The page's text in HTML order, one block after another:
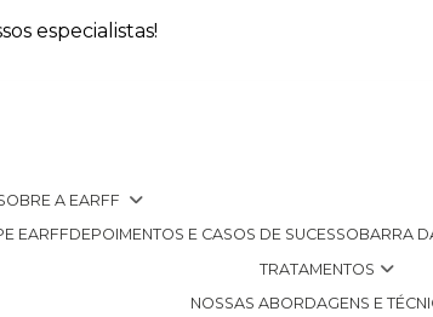
especialistas!
SOBRE A EARFF
EARFF DEPOIMENTOS E CASOS DE SUCESSO
BARRA
TRATAMENTOS
NOSSAS ABORDAGENS E